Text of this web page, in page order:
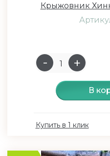
Крыжовник
В
Купить в 1 клик